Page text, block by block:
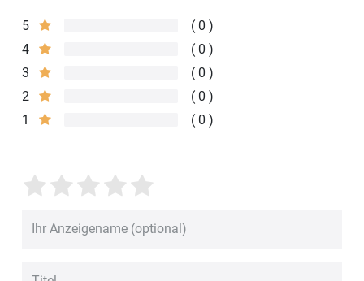
5
0
4
0
3
0
2
0
1
0